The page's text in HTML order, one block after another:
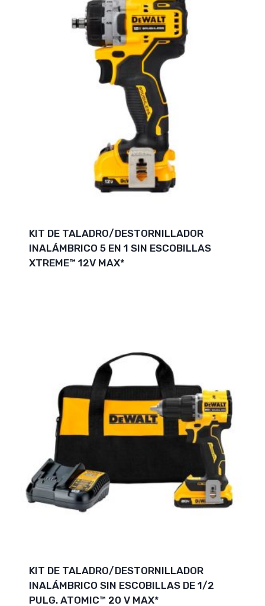
KIT DE TALADRO/DESTORNILLADOR
INALÁMBRICO 5 EN 1 SIN ESCOBILLAS
XTREME™ 12V MAX*
KIT DE TALADRO/DESTORNILLADOR
INALÁMBRICO SIN ESCOBILLAS DE 1/2
PULG. ATOMIC™ 20 V MAX*